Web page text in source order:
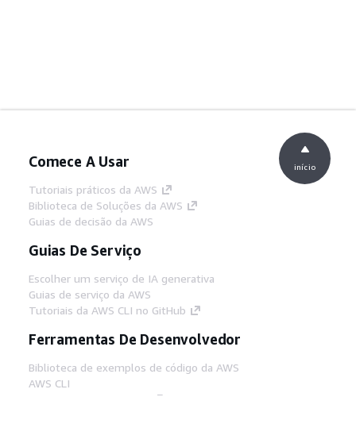
Comece A Usar
Tutoriais práticos da AWS
Biblioteca de Soluções da AWS
Guias de decisão da AWS
Guias De Serviço
Escolher um serviço de IA generativa
Guias de serviço da AWS
Tutoriais da AWS CLI no GitHub
Ferramentas De Desenvolvedor
Biblioteca de exemplos de código da AWS
AWS CLI
início